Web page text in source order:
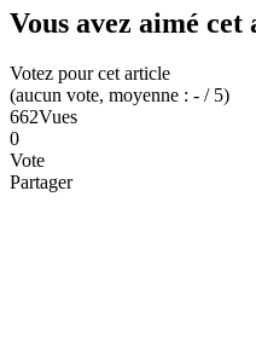
Vous avez aimé cet
Votez pour cet article
(aucun vote, moyenne : - / 5)
662Vues
0
Vote
Partager